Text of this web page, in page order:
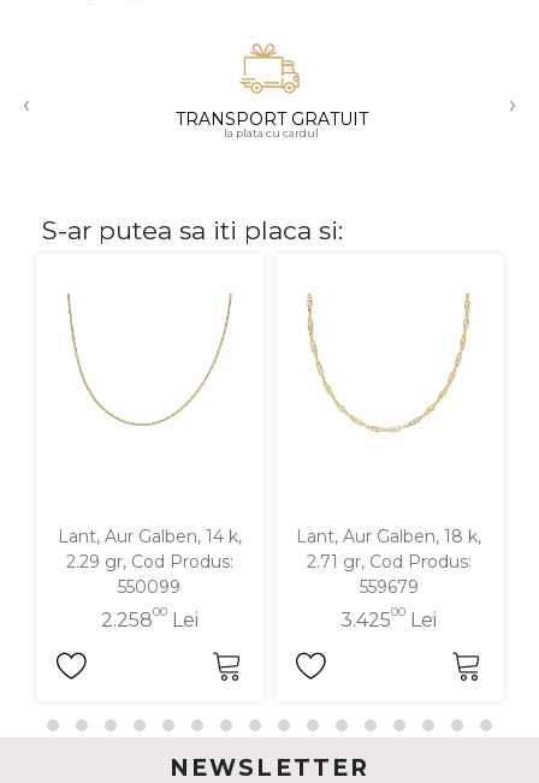
18K
Cu pietre
Diamante
‹ TRANSPORT GRATUIT
la plata cu cardul
›
S-ar putea sa iti placa si:
Lant, Aur Galben, 14 k,
2.29 gr, Cod Produs:
550099
2.25800Lei
Lant, Aur Galben, 18 k,
2.71 gr, Cod Produs:
559679
3.42500 Lei
NEWSLETTER